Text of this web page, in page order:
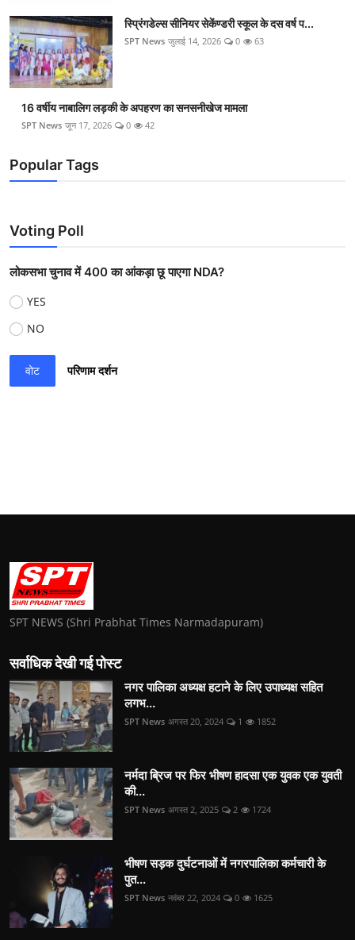
स्प्रिंगडेल्स सीनियर सेकेंण्डरी स्कूल के दस वर्ष प...
SPT News जुलाई 14, 2026 0 63
16 वर्षीय नाबालिग लड़की के अपहरण का सनसनीखेज मामला
SPT News जून 17, 2026 0 42
Popular Tags
Voting Poll
लोकसभा चुनाव में 400 का आंकड़ा छू पाएगा NDA?
YES
NO
वोट परिणाम दर्शन
SPT NEWS (Shri Prabhat Times Narmadapuram)
सर्वाधिक देखी गई पोस्ट
नगर पालिका अध्यक्ष हटाने के लिए उपाध्यक्ष सहित
लगभ...
SPT News अगस्त 20, 2024 1 1852
नर्मदा ब्रिज पर फिर भीषण हादसा एक युवक एक युवती
की...
SPT News अगस्त 2, 2025 2 1724
भीषण सड़क दुर्घटनाओं में नगरपालिका कर्मचारी के
पुत...
SPT News नवंबर 22, 2024 0 1625